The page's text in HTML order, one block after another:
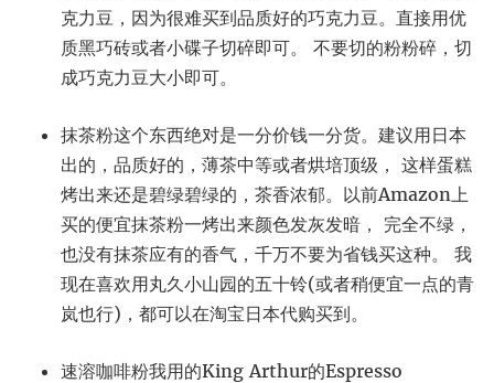
克力豆，因为很难买到品质好的巧克力豆。直接用优
质黑巧砖或者小碟子切碎即可。 不要切的粉粉碎，切
成巧克力豆大小即可。
抹茶粉这个东西绝对是一分价钱一分货。建议用日本
出的，品质好的，薄茶中等或者烘培顶级， 这样蛋糕
烤出来还是碧绿碧绿的，茶香浓郁。以前Amazon上
买的便宜抹茶粉一烤出来颜色发灰发暗， 完全不绿，
也没有抹茶应有的香气，千万不要为省钱买这种。 我
现在喜欢用丸久小山园的五十铃(或者稍便宜一点的青
岚也行)，都可以在淘宝日本代购买到。
速溶咖啡粉我用的King Arthur的Espresso